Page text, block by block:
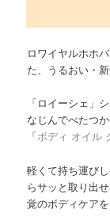
ロワイヤルホホ
た、うるおい・新
「ロイーシェ」
なじんでべたつ
「ボディ オイル
軽くて持ち運び
らサッと取り出
覚のボディケア